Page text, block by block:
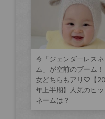
今「ジェンダーレスネ
ム」が空前のブーム！
女どちらもアリ♡【
年上半期】人気のヒッ
ネームは？